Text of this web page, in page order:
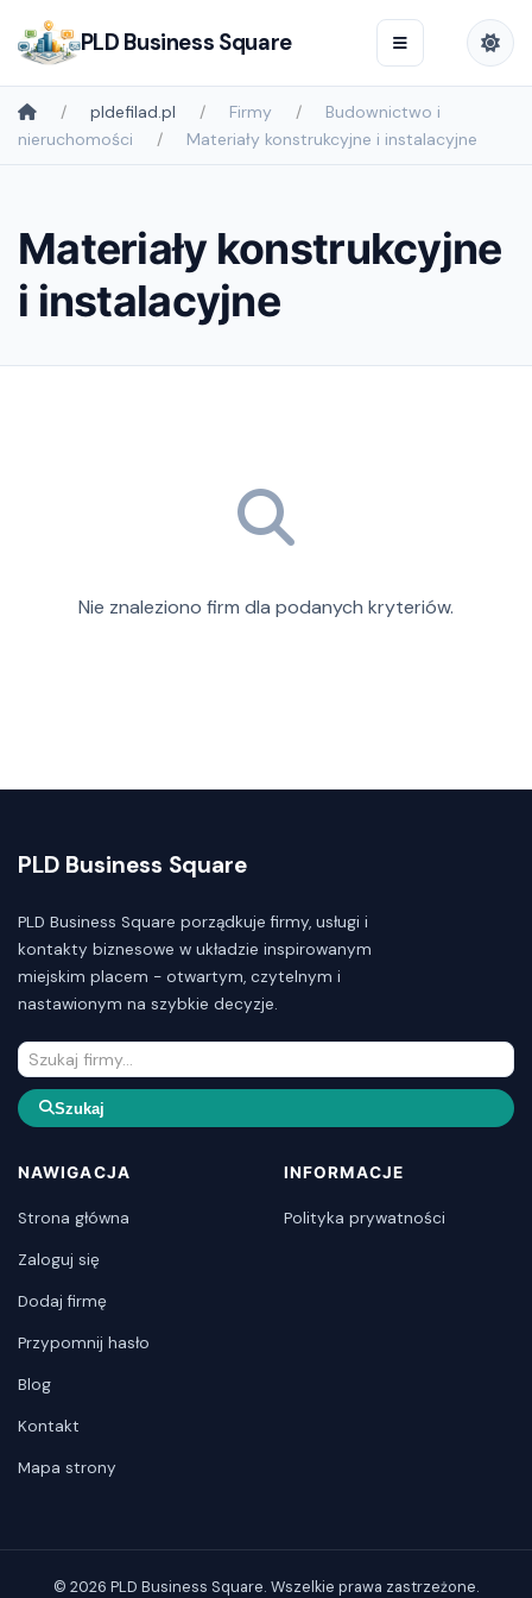
PLD Business Square
pldefilad.pl Firmy
Budownictwo i
nieruchomości
Materiały konstrukcyjne i instalacyjne
Materiały konstrukcyjne
i instalacyjne
Nie znaleziono firm dla podanych kryteriów.
PLD Business Square
PLD Business Square porządkuje firmy, usługi i
kontakty biznesowe w układzie inspirowanym
miejskim placem - otwartym, czytelnym i
nastawionym na szybkie decyzje.
Szukaj
NAWIGACJA
Strona główna
Zaloguj się
Dodaj firmę
Przypomnij hasło
Blog
Kontakt
Mapa strony
INFORMACJE
Polityka prywatności
© 2026 PLD Business Square. Wszelkie prawa zastrzeżone.